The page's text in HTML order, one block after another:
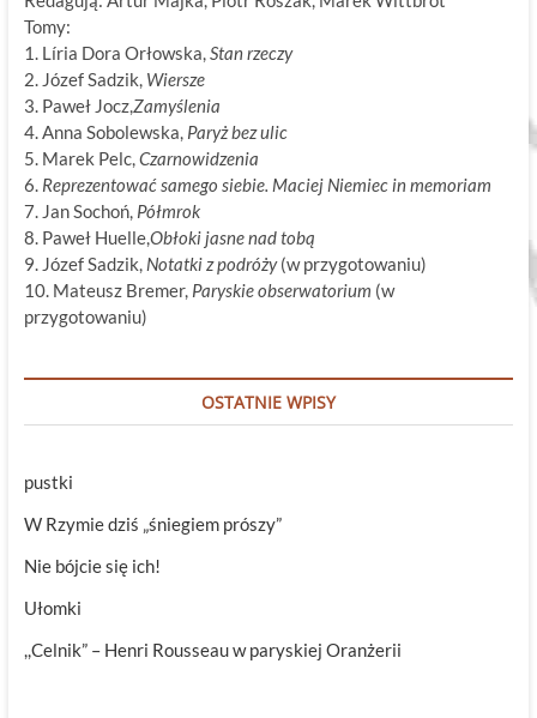
Tomy:
1. Líria Dora Orłowska,Stan rzeczy
2. Józef Sadzik, Wiersze
3. Paweł Jocz,Zamyślenia
4. Anna Sobolewska, Paryż bez ulic
5. Marek Pelc,Czarnowidzenia
6. Reprezentować samego siebie. Maciej Niemiec in memoriam
7. Jan Sochoń, Półmrok
8. Paweł Huelle,Obłoki jasne nad tobą
9. Józef Sadzik, Notatki z podróży(w przygotowaniu)
10. Mateusz Bremer, Paryskie obserwatorium (w
przygotowaniu)
OSTATNIE WPISY
pustki
W Rzymie dziś „śniegiem prószy”
Nie bójcie się ich!
Ułomki
,,Celnik” – Henri Rousseau w paryskiej Oranżerii